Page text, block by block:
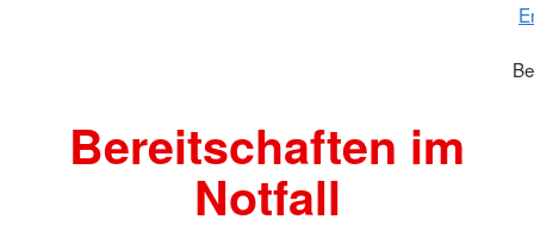
Bereitschaften im
Notfall